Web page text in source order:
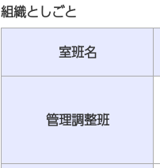
組織としごと
室班名
管理調整班